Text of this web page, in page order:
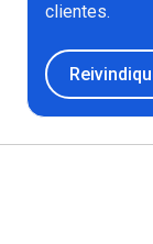
clientes.